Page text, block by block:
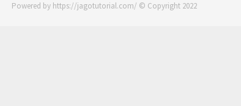
Powered by https://jagotutorial.com/ © Copyright 2022